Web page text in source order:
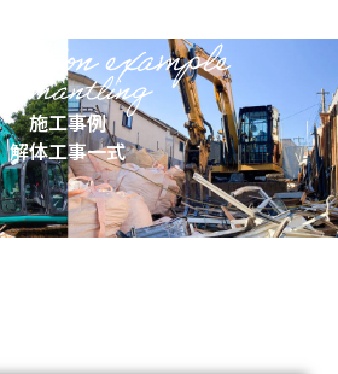
施工事例
解体工事一式